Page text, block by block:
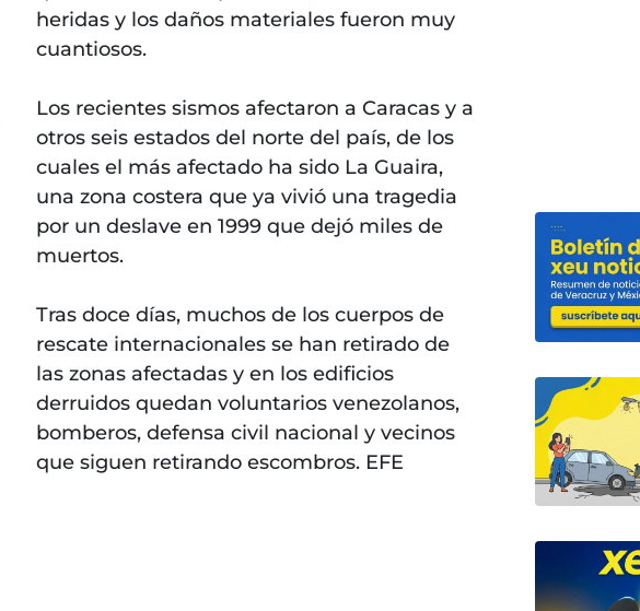
heridas y los daños materiales fueron muy
cuantiosos.
Los recientes sismos afectaron a Caracas y a
otros seis estados del norte del país, de los
cuales el más afectado ha sido La Guaira,
una zona costera que ya vivió una tragedia
por un deslave en 1999 que dejó miles de
muertos.
Tras doce días, muchos de los cuerpos de
rescate internacionales se han retirado de
las zonas afectadas y en los edificios
derruidos quedan voluntarios venezolanos,
bomberos, defensa civil nacional y vecinos
que siguen retirando escombros. EFE